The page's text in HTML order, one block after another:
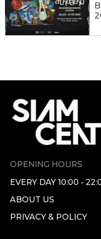
OPENING HOURS
EVERY DAY 10:00 -
ABOUT US
PRIVACY & POLICY